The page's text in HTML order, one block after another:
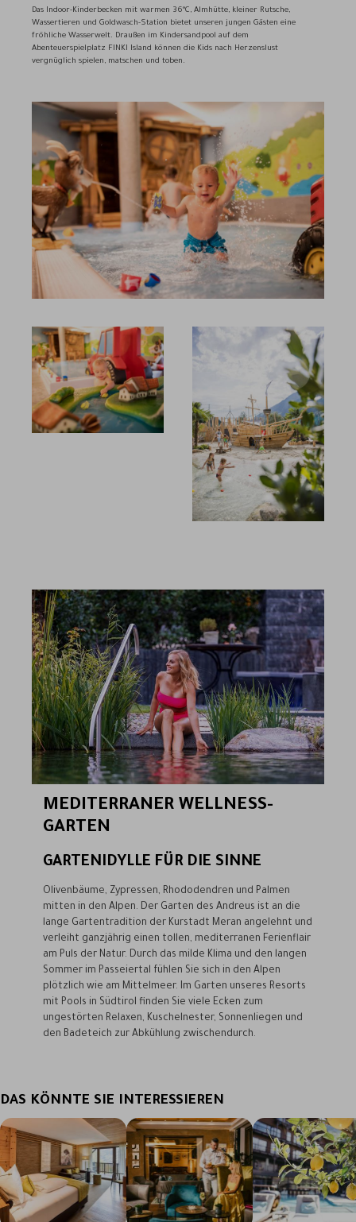
Das Indoor-Kinderbecken mit warmen 36°C, Almhütte, kleiner Rutsche,
Wassertieren und Goldwasch-Station bietet unseren jungen Gästen eine
fröhliche Wasserwelt. Draußen im Kindersandpool auf dem
Abenteuerspielplatz FINKI Island können die Kids nach Herzenslust
vergnüglich spielen, matschen und toben.
MEDITERRANER WELLNESS-
GARTEN
GARTENIDYLLE FÜR DIE SINNE
Olivenbäume, Zypressen, Rhododendren und Palmen
mitten in den Alpen. Der Garten des Andreus ist an die
lange Gartentradition der Kurstadt Meran angelehnt und
verleiht ganzjährig einen tollen, mediterranen Ferienflair
am Puls der Natur. Durch das milde Klima und den langen
Sommer im Passeiertal fühlen Sie sich in den Alpen
plötzlich wie am Mittelmeer. Im Garten unseres Resorts
mit Pools in Südtirol finden Sie viele Ecken zum
ungestörten Relaxen, Kuschelnester, Sonnenliegen und
den Badeteich zur Abkühlung zwischendurch.
DAS KÖNNTE SIE INTERESSIEREN